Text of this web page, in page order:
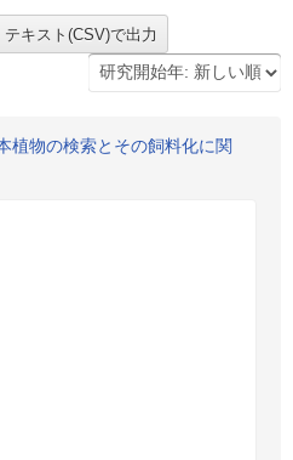
植物の検索とその飼料化に関